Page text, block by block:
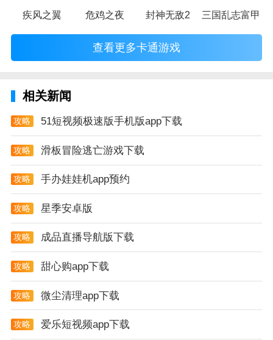
疾风之翼 危鸡之夜 封神无敌2 三国乱志富甲天
查看更多卡通游戏
相关新闻
攻略 51短视频极速版手机版app下载
攻略 滑板冒险逃亡游戏下载
攻略 手办娃娃机app预约
攻略 星季安卓版
攻略 成品直播导航版下载
攻略 甜心购app下载
攻略 微尘清理app下载
攻略 爱乐短视频app下载